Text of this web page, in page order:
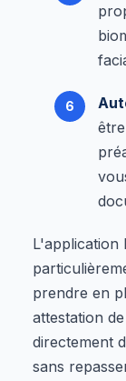
L'application
prendre en
attestation
directement
sans